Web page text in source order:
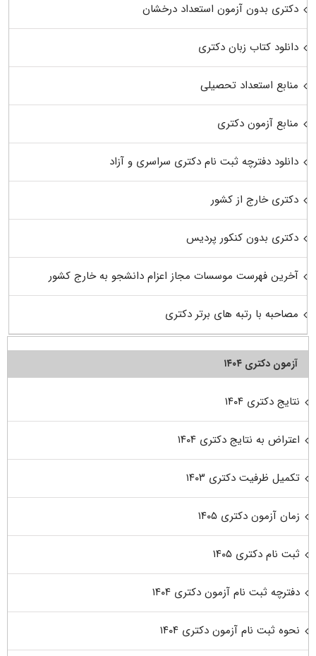
دکتری بدون آزمون استعداد درخشان
دانلود کتاب زبان دکتری
منابع استعداد تحصیلی
منابع آزمون دکتری
دانلود دفترچه ثبت نام دکتری سراسری و آزاد
دکتری خارج از کشور
دکتری بدون کنکور پردیس
آخرین فهرست موسسات مجاز اعزام دانشجو به خارج کشور
مصاحبه با رتبه های برتر دکتری
آزمون دکتری ۱۴۰۴
نتایج دکتری ۱۴۰۴
اعتراض به نتایج دکتری ۱۴۰۴
تکمیل ظرفیت دکتری ۱۴۰۳
زمان آزمون دکتری ۱۴۰۵
ثبت نام دکتری ۱۴۰۵
دفترچه ثبت نام آزمون دکتری ۱۴۰۴
نحوه ثبت نام آزمون دکتری ۱۴۰۴